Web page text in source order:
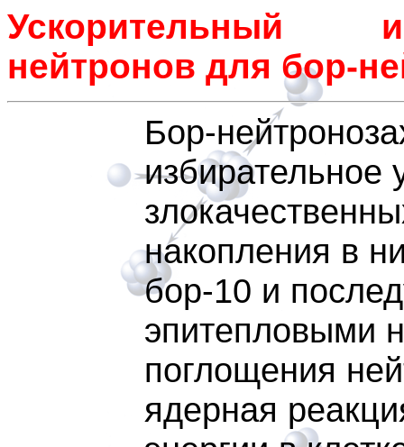
Ускорительный
нейтронов для бор-
Бор-
избирательное
накопления в
бор-10 и
эпитепловыми
поглощения
ядерная